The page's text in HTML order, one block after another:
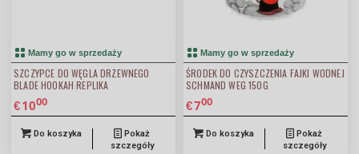
Mamy go w sprzedaży
SZCZYPCE DO WĘGLA DRZEWNEGO
BLADE HOOKAH REPLIKA
€1000
Do koszyka
Pokaż
szczegóły
Mamy go w sprzedaży
ŚRODEK DO CZYSZCZENIA FAJKI WODNEJ
SCHMAND WEG 150G
€700
Do koszyka
Pokaż
szczegóły